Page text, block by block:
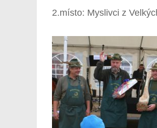
2.místo: Myslivci z